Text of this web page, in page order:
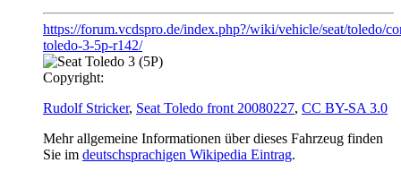
https://forum.vcdspro.de/index.php?/wiki/vehicle/seat/toledo/
toledo-3-5p-r142/
Copyright:
Rudolf Stricker, Seat Toledo front 20080227, CC BY-SA 3.0
Mehr allgemeine Informationen über dieses Fahrzeug finden
Sie im deutschsprachigen Wikipedia Eintrag.